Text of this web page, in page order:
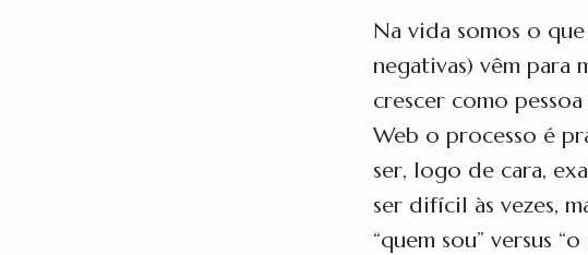
Na vida somos o
negativas) vêm para
crescer como
Web o processo é
ser, logo de cara,
ser difícil às vezes,
“quem sou” versus